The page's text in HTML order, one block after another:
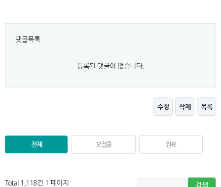
댓글목록
등록된 댓글이 없습니다.
수정 삭제 목록
전체 모집중 완료
Total 1,118건 1 페이지